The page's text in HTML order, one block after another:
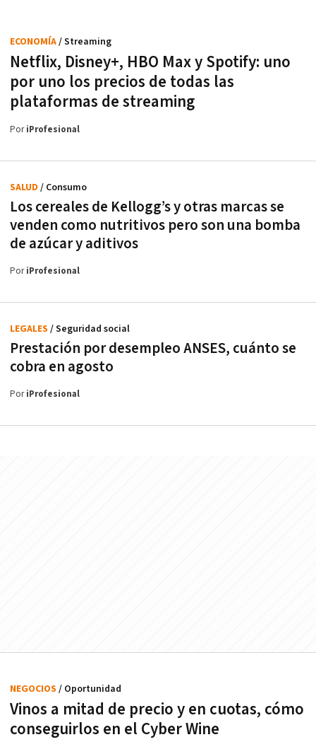
Netflix, Disney+, HBO Max y Spotify: uno
por uno los precios de todas las
plataformas de streaming
ECONOMÍA/ Streaming
PoriProfesional
Los cereales de Kellogg’s y otras marcas se
venden como nutritivos pero son una bomba
de azúcar y aditivos
SALUD / Consumo
PoriProfesional
Prestación por desempleo ANSES, cuánto se
cobra en agosto
LEGALES / Seguridad social
PoriProfesional
Vinos a mitad de precio y en cuotas, cómo
conseguirlos en el Cyber Wine
NEGOCIOS / Oportunidad